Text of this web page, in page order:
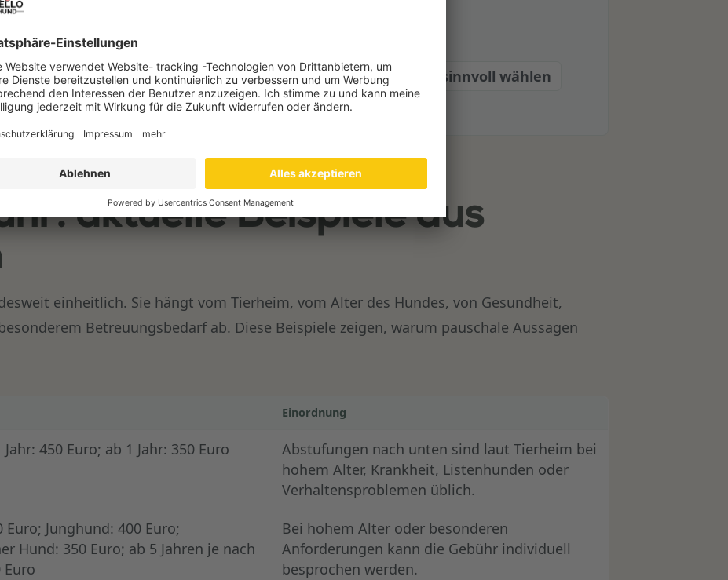
Seiten direkt hilfreich
planen
Versicherung vor Einzug klären
Erstausstattung sinnvoll wählen
7-Tage-Plan öffnen
aktuelle Beispiele aus
einheitlich. Sie hängt vom Tierheim, vom Alter des Hundes, von Gesundheit,
Betreuungsbedarf ab. Diese Beispiele zeigen, warum pauschale Aussagen
Einordnung
450 Euro; ab 1 Jahr: 350 Euro
Abstufungen nach unten sind laut Tierheim bei
hohem Alter, Krankheit, Listenhunden oder
Verhaltensproblemen üblich.
Euro; Junghund: 400 Euro;
Hund: 350 Euro; ab 5 Jahren je nach
Euro
Bei hohem Alter oder besonderen
Anforderungen kann die Gebühr individuell
besprochen werden.